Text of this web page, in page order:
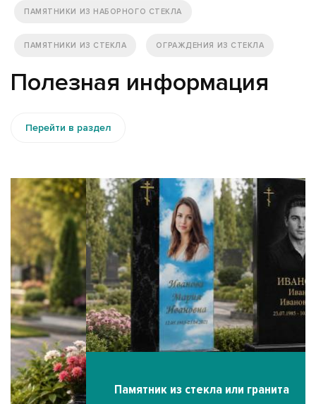
ПАМЯТНИКИ ИЗ НАБОРНОГО СТЕКЛА
ПАМЯТНИКИ ИЗ СТЕКЛА ОГРАЖДЕНИЯ ИЗ СТЕКЛА
Полезная информация
Перейти в раздел
Памятник из стекла или гранита